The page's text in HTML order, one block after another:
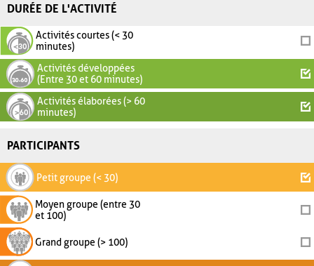
DURÉE DE L'ACTIVITÉ
Activités courtes (< 30
minutes)
Activités développées
(Entre 30 et 60 minutes)
Activités élaborées (> 60
minutes)
PARTICIPANTS
Petit groupe (< 30)
Moyen groupe (entre 30
et 100)
Grand groupe (> 100)